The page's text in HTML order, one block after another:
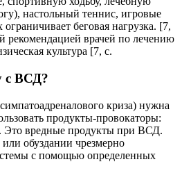
настольный теннис, игровые
беговая нагрузка. [7,
рекомендацией врачей по лечению
культура [7, с.
с ВСД?
криза) нужна
продукты-провокаторы:
Это вредные продукты при ВСД.
обуздании чрезмерно
с помощью определенных